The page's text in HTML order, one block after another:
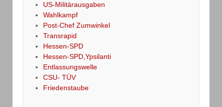
US-Militärausgaben
Wahlkampf
Post-Chef Zumwinkel
Transrapid
Hessen-SPD
Hessen-SPD,Ypsilanti
Entlassungswelle
CSU- TÜV
Friedenstaube